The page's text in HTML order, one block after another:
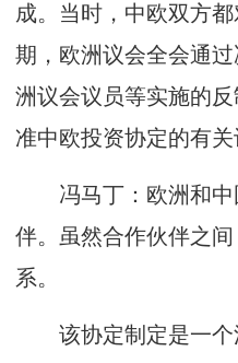
成。当时，中欧双方
期，欧洲议会全会通
洲议会议员等实施的
准中欧投资协定的有
冯马丁：欧洲和中
伴。虽然合作伙伴之
系。
该协定制定是一个